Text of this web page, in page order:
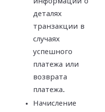
деталях
транзакции в
случаях
успешного
платежа или
возврата
платежа.
Начисление